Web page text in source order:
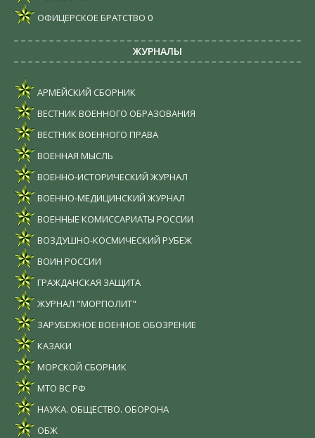
ОФИЦЕРСКОЕ БРАТСТВО 0
ЖУРНАЛЫ
АРМЕЙСКИЙ СБОРНИК
ВЕСТНИК ВОЕННОГО ОБРАЗОВАНИЯ
ВЕСТНИК ВОЕННОГО ПРАВА
ВОЕННАЯ МЫСЛЬ
ВОЕННО-ИСТОРИЧЕСКИЙ ЖУРНАЛ
ВОЕННО-МЕДИЦИНСКИЙ ЖУРНАЛ
ВОЕННЫЕ КОМИССАРИАТЫ РОССИИ
ВОЗДУШНО-КОСМИЧЕСКИЙ РУБЕЖ
ВОИН РОССИИ
ГРАЖДАНСКАЯ ЗАЩИТА
ЖУРНАЛ "МОРПОЛИТ"
ЗАРУБЕЖНОЕ ВОЕННОЕ ОБОЗРЕНИЕ
КАЗАКИ
МОРСКОЙ СБОРНИК
МТО ВС РФ
НАУКА. ОБЩЕСТВО. ОБОРОНА
ОБЖ